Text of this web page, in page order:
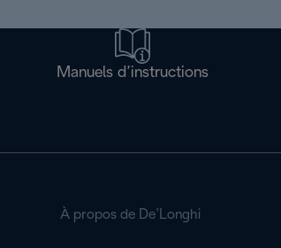
Manuels d’instructions
À propos de De’Longhi